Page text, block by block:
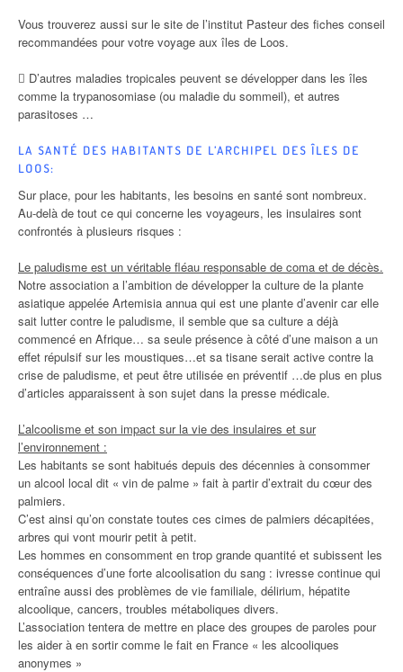
Vous trouverez aussi sur le site de l’institut Pasteur des fiches conseil
recommandées pour votre voyage aux îles de Loos.
 D’autres maladies tropicales peuvent se développer dans les îles
comme la trypanosomiase (ou maladie du sommeil), et autres
parasitoses …
LA SANTÉ DES HABITANTS DE L’ARCHIPEL DES ÎLES DE
LOOS:
Sur place, pour les habitants, les besoins en santé sont nombreux.
Au-delà de tout ce qui concerne les voyageurs, les insulaires sont
confrontés à plusieurs risques :
Le paludisme est un véritable fléau responsable de coma et de décès.
Notre association a l’ambition de développer la culture de la plante
asiatique appelée Artemisia annua qui est une plante d’avenir car elle
sait lutter contre le paludisme, il semble que sa culture a déjà
commencé en Afrique… sa seule présence à côté d’une maison a un
effet répulsif sur les moustiques…et sa tisane serait active contre la
crise de paludisme, et peut être utilisée en préventif …de plus en plus
d’articles apparaissent à son sujet dans la presse médicale.
L’alcoolisme et son impact sur la vie des insulaires et sur
l’environnement :
Les habitants se sont habitués depuis des décennies à consommer
un alcool local dit « vin de palme » fait à partir d’extrait du cœur des
palmiers.
C’est ainsi qu’on constate toutes ces cimes de palmiers décapitées,
arbres qui vont mourir petit à petit.
Les hommes en consomment en trop grande quantité et subissent les
conséquences d’une forte alcoolisation du sang : ivresse continue qui
entraîne aussi des problèmes de vie familiale, délirium, hépatite
alcoolique, cancers, troubles métaboliques divers.
L’association tentera de mettre en place des groupes de paroles pour
les aider à en sortir comme le fait en France « les alcooliques
anonymes »